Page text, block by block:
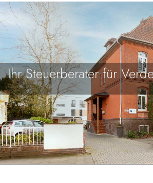
Ihr Steuerberater für